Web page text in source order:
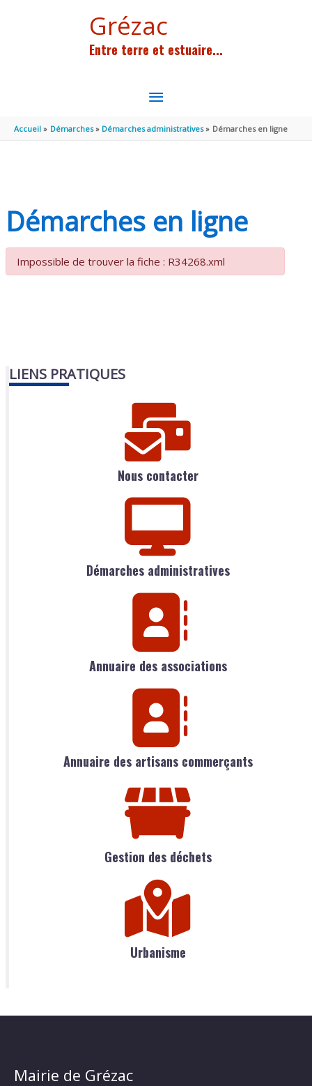
Grézac
Entre terre et estuaire...
MENU
PRINCIPAL
Accueil Démarches Démarches administratives Démarches en ligne
Démarches en ligne
Impossible de trouver la fiche : R34268.xml
LIENS PRATIQUES
Nous contacter
Démarches administratives
Annuaire des associations
Annuaire des artisans commerçants
Gestion des déchets
Urbanisme
Mairie de Grézac